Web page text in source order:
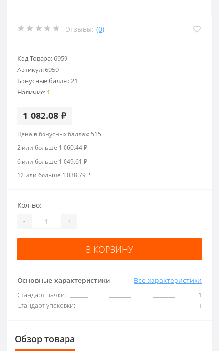
Отзывы: (0)
Код Товара:6959
Артикул:6959
Бонусные баллы:21
Наличие: 1
1 082.08 ₽
Цена в бонусных баллах: 515
2 или больше 1 060.44 ₽
6 или больше 1 049.61 ₽
12 или больше 1 038.79 ₽
Основные характеристики Все характеристики
Стандарт пачки:
1
Стандарт упаковки:
1
Кол-во:
- +
В КОРЗИНУ
Обзор товара